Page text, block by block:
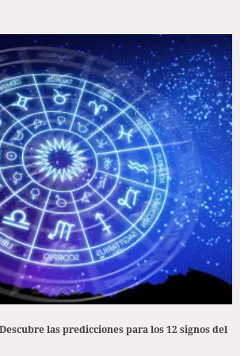
las predicciones para los 12 signos del